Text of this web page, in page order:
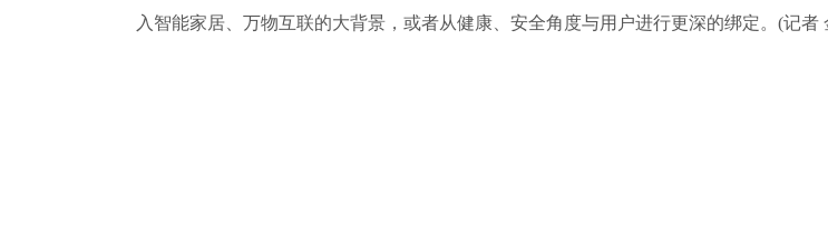
入智能家居、万物互联的大背景，或者从健康、安全角度与用户进行更深的绑定。(记者